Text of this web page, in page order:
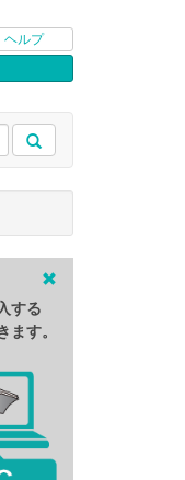
ヘルプ
する
す。